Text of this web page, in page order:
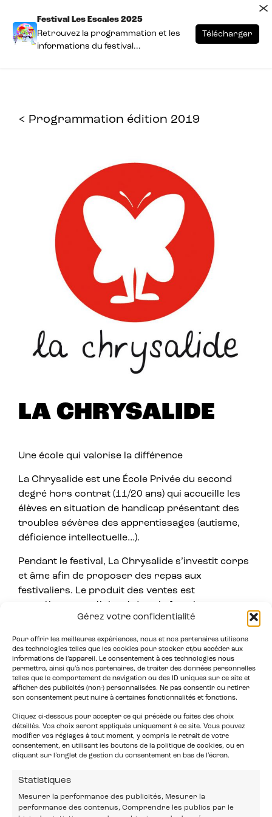
Gérez votre confidentialité
Pour offrir les meilleures expériences, nous et nos partenaires utilisons
des technologies telles que les cookies pour stocker et/ou accéder aux
informations de l’appareil. Le consentement à ces technologies nous
permettra, ainsi qu’à nos partenaires, de traiter des données personnelles
telles que le comportement de navigation ou des ID uniques sur ce site et
afficher des publicités (non-) personnalisées. Ne pas consentir ou retirer
son consentement peut nuire à certaines fonctionnalités et fonctions.
Cliquez ci-dessous pour accepter ce qui précède ou faites des choix
détaillés. Vos choix seront appliqués uniquement à ce site. Vous pouvez
modifier vos réglages à tout moment, y compris le retrait de votre
consentement, en utilisant les boutons de la politique de cookies, ou en
cliquant sur l’onglet de gestion du consentement en bas de l’écran.
Statistiques
Mesurer la performance des publicités, Mesurer la
performance des contenus, Comprendre les publics par le
< Programmation édition 2019
LA CHRYSALIDE
Une école qui valorise la différence
La Chrysalide est une École Privée du second
degré hors contrat (11/20 ans) qui accueille les
élèves en situation de handicap présentant des
troubles sévères des apprentissages (autisme,
déficience intellectuelle…).
Pendant le festival, La Chrysalide s’investit corps
et âme afin de proposer des repas aux
festivaliers. Le produit des ventes est
de l’école et contribue à son fonctionnement :
salariat des encadrants et professeurs,
fonctionnement…
Pour tout savoir sur La Chrysalideflyer
2019_Chrysalide
Festival Les Escales 2025
Retrouvez la programmation et les
informations du festival...
Télécharger
×